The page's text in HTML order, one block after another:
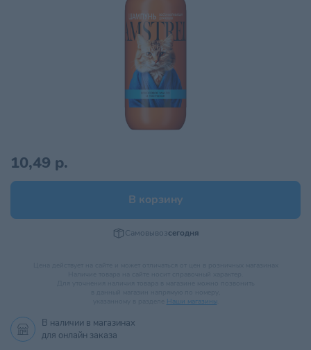
10,49 р.
В корзину
Самовывозсегодня
Наши магазины.
В наличии в магазинах
для онлайн заказа